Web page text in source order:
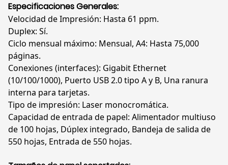
Especificaciones Generales:
Velocidad de Impresión: Hasta 61 ppm.
Duplex: Sí.
Ciclo mensual máximo: Mensual, A4: Hasta 75,000
páginas.
Conexiones (interfaces): Gigabit Ethernet
(10/100/1000), Puerto USB 2.0 tipo A y B, Una ranura
interna para tarjetas.
Tipo de impresión: Laser monocromática.
Capacidad de entrada de papel: Alimentador multiuso
de 100 hojas, Dúplex integrado, Bandeja de salida de
550 hojas, Entrada de 550 hojas.